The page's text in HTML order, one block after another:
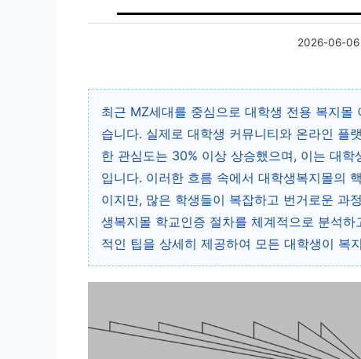
2026-06-06
최근 MZ세대를 중심으로 대학생 전용 복지
습니다. 실제로 대학생 커뮤니티와 온라인 플
한 관심도는 30% 이상 상승했으며, 이는 대
입니다. 이러한 흐름 속에서 대학생복지몰의
이지만, 많은 학생들이 복잡하고 번거로운 과
생복지몰 학교인증 절차를 체계적으로 분석
적인 팁을 상세히 제공하여 모든 대학생이 복